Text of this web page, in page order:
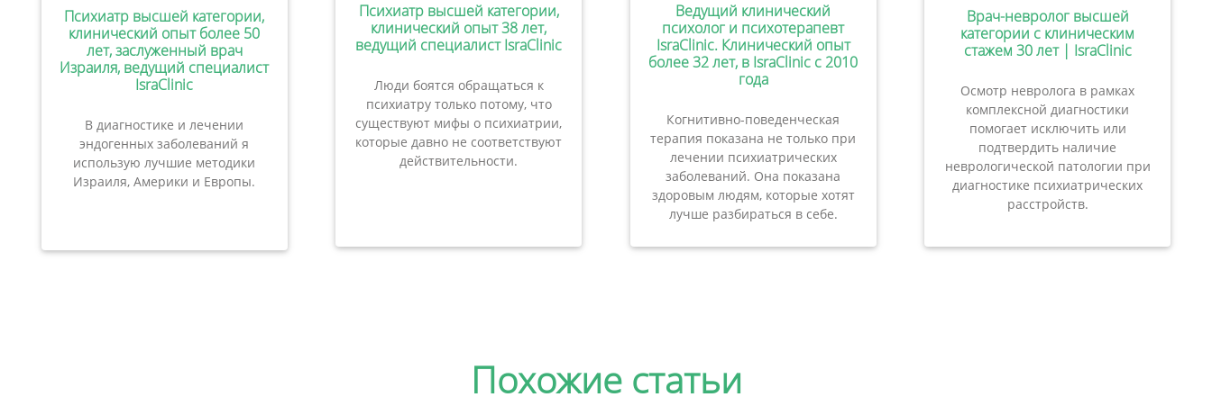
Психиатр высшей категории,
клинический опыт более 50
лет, заслуженный врач
Израиля, ведущий специалист
IsraClinic
В диагностике и лечении
эндогенных заболеваний я
использую лучшие методики
Израиля, Америки и Европы.
Психиатр высшей категории,
клинический опыт 38 лет,
ведущий специалист IsraClinic
Люди боятся обращаться к
психиатру только потому, что
существуют мифы о психиатрии,
которые давно не соответствуют
действительности.
Ведущий клинический
психолог и психотерапевт
IsraClinic. Клинический опыт
более 32 лет, в IsraClinic с 2010
года
Когнитивно-поведенческая
терапия показана не только при
лечении психиатрических
заболеваний. Она показана
здоровым людям, которые хотят
лучше разбираться в себе.
Врач-невролог высшей
категории с клиническим
стажем 30 лет | IsraClinic
Осмотр невролога в рамках
комплексной диагностики
помогает исключить или
подтвердить наличие
неврологической патологии при
диагностике психиатрических
расстройств.
Похожие статьи